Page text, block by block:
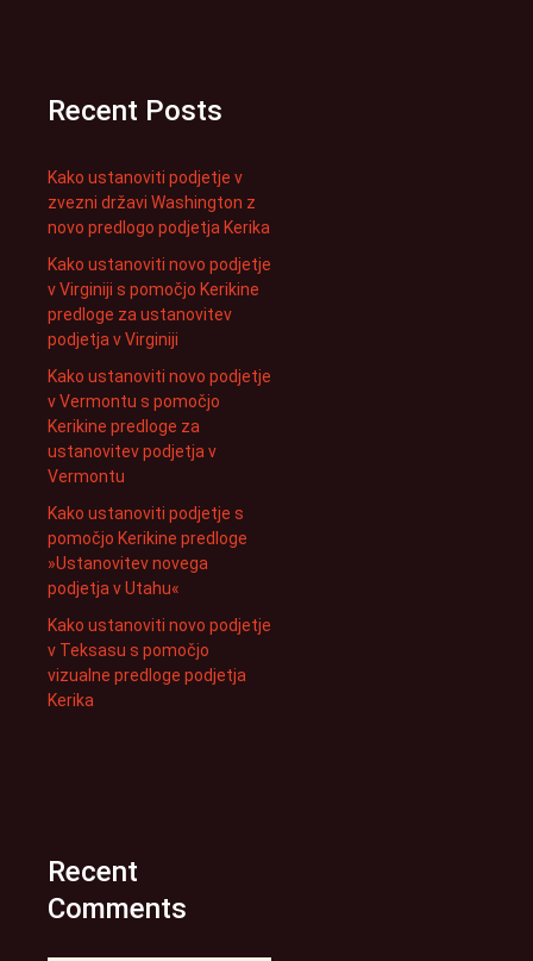
Recent Posts
Kako ustanoviti podjetje v
zvezni državi Washington z
novo predlogo podjetja Kerika
Kako ustanoviti novo podjetje
v Virginiji s pomočjo Kerikine
predloge za ustanovitev
podjetja v Virginiji
Kako ustanoviti novo podjetje
v Vermontu s pomočjo
Kerikine predloge za
ustanovitev podjetja v
Vermontu
Kako ustanoviti podjetje s
pomočjo Kerikine predloge
»Ustanovitev novega
podjetja v Utahu«
Kako ustanoviti novo podjetje
v Teksasu s pomočjo
vizualne predloge podjetja
Kerika
Recent
Comments